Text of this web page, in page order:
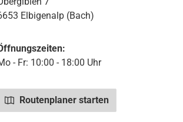
Elbigenalp (Bach)
- Fr: 10:00 - 18:00 Uhr
Routenplaner starten